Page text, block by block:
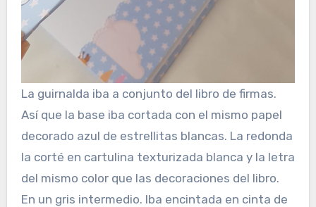
La guirnalda iba a conjunto del libro de firmas.
Así que la base iba cortada con el mismo papel
decorado azul de estrellitas blancas. La redonda
la corté en cartulina texturizada blanca y la letra
del mismo color que las decoraciones del libro.
En un gris intermedio. Iba encintada en cinta de